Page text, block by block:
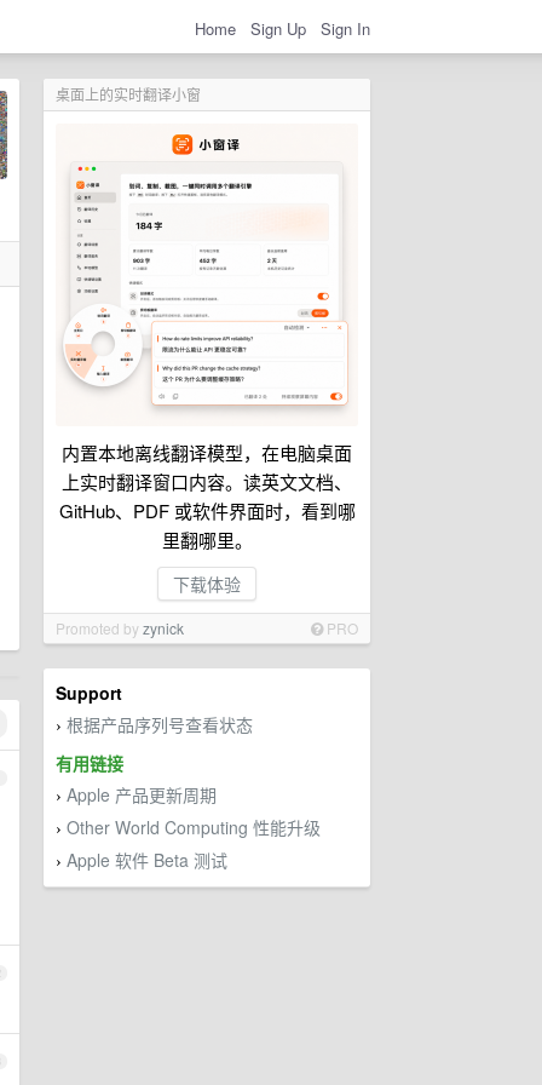
Home Sign Up Sign In
桌面上的实时翻译小窗
内置本地离线翻译模型，在电脑桌面
上实时翻译窗口内容。读英文文档、
GitHub、PDF 或软件界面时，看到哪
里翻哪里。
下载体验
Promoted byzynick PRO
Support
› 根据产品序列号查看状态
有用链接
› Apple 产品更新周期
› Other World Computing 性能升级
› Apple 软件 Beta 测试